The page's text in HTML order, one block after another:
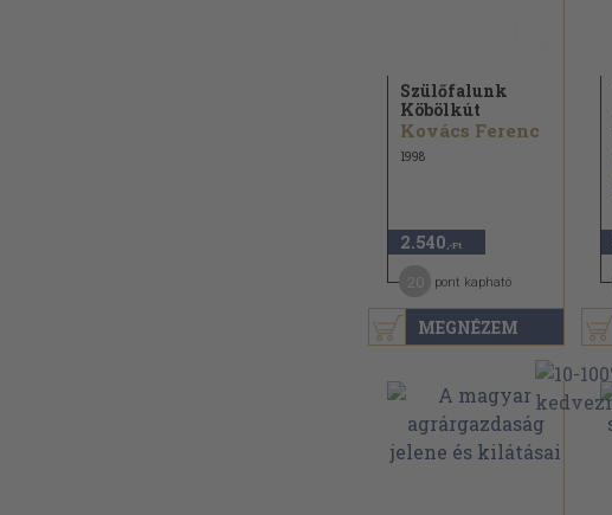
MEGNÉZEM
Szülőfalunk
Köbölkút
Kovács Ferenc
1998
2.540 ,-Ft
pont kapható